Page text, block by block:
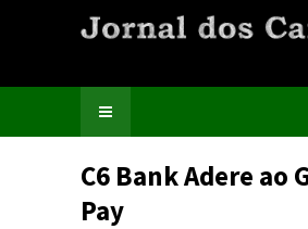
C6 Bank Adere ao
Pay